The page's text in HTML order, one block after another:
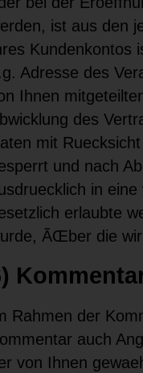
ist aus den
Kundenkontos
Adresse des
Ihnen
des
mit
und nach
in
erlaubte
ÃŒber die
Rahmen der
auch
von Ihnen